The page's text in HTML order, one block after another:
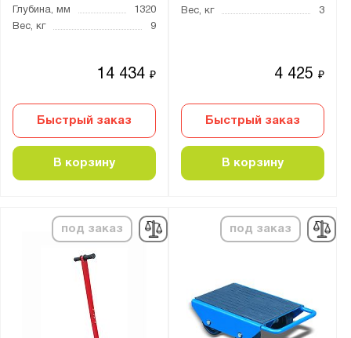
Глубина, мм
1320
Вес, кг
9
14 434₽
Быстрый заказ
В корзину
Вес, кг
3
4 425₽
Быстрый заказ
В корзину
под заказ под заказ
700x400
800х1400
900x600
936х560х85
1000x500
1000x600